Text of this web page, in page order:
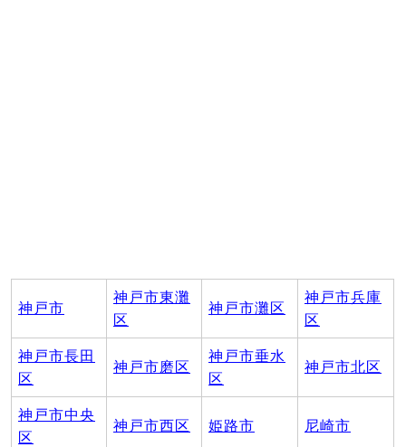
神戸市
神戸市東灘
区
神戸市灘区
神戸市兵庫
区
神戸市長田
区
神戸市磨区
神戸市垂水
区
神戸市北区
神戸市中央
区
神戸市西区 姫路市 尼崎市